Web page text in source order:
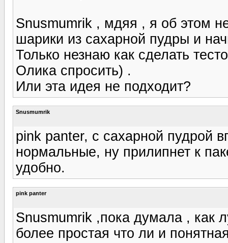
Snusmumrik , мдяя , я об этом
шарики из сахарной пудры и
Только незнаю как сделать
Олика спросить) .
Или эта идея не подходит?
Snusmumrik
pink panter, с сахарной пудрой
нормальные, ну прилипнет к
удобно.
pink panter
Snusmumrik ,пока думала , как
более простая что ли и